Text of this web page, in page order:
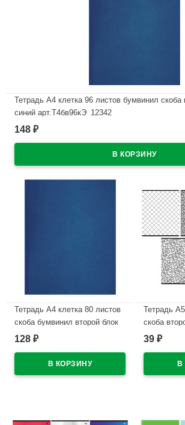
Тетрадь А4 клетка 96 листов бумвинил скоба
синий арт.Т4бв96кЭ_12342
В наличии
148 ₽
Тетрадь А4 клетка 80 листов
скоба бумвинил второй блок
BG синий арт.Т4бв80кЭ_12326
128 ₽
Тетрадь
скоба
Элементы
39 ₽